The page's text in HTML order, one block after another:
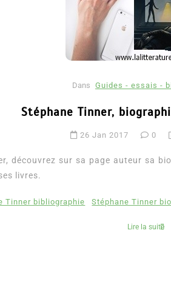
Dans Guides - essais -
Stéphane Tinner,
26 Jan 2017 0
découvrez sur sa page auteur sa
livres.
Tinner bibliographie Stéphane Tinner
Lire la suite
Romance
sentimentale romance